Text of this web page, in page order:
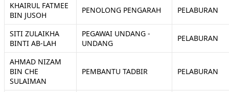
KHAIRUL FATMEE
BIN JUSOH
PENOLONG PENGARAH PELABURAN
SITI ZULAIKHA
BINTI AB-LAH
PEGAWAI UNDANG -
UNDANG
PELABURAN
AHMAD NIZAM
BIN CHE
SULAIMAN
PEMBANTU TADBIR PELABURAN